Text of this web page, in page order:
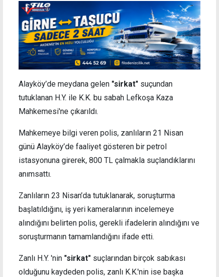
Alayköy’de meydana gelen "sirkat" suçundan
tutuklanan H.Y. ile K.K. bu sabah Lefkoşa Kaza
Mahkemesi'ne çıkarıldı.
Mahkemeye bilgi veren polis, zanlıların 21 Nisan
günü Alayköy’de faaliyet gösteren bir petrol
istasyonuna girerek, 800 TL çalmakla suçlandıklarını
anımsattı.
Zanlıların 23 Nisan’da tutuklanarak, soruşturma
başlatıldığını, iş yeri kameralarının incelemeye
alındığını belirten polis, gerekli ifadelerin alındığını ve
soruşturmanın tamamlandığını ifade etti.
Zanlı H.Y. 'nin "sirkat" suçlarından birçok sabıkası
olduğunu kaydeden polis, zanlı K.K.'nin ise başka